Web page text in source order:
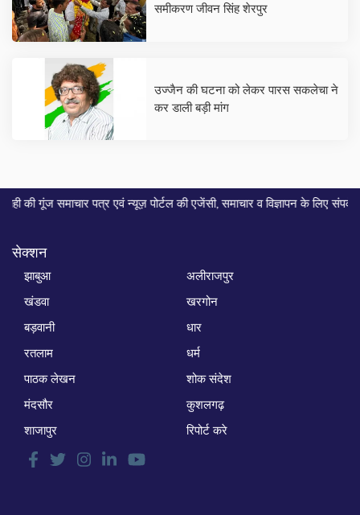
समीकरण जीवन सिंह शेरपुर
उज्जैन की घटना को लेकर पारस सकलेचा ने
कर डाली बड़ी मांग
पत्र एवं न्यूज़ पोर्टल की एजेंसी, समाचार व विज्ञापन के लिए संपर्क करे... मो.
सेक्शन
झाबुआ
अलीराजपुर
खंडवा
खरगोन
बड़वानी
धार
रतलाम
धर्म
पाठक लेखन
शोक संदेश
मंदसौर
कुशलगढ़
शाजापुर
रिपोर्ट करे